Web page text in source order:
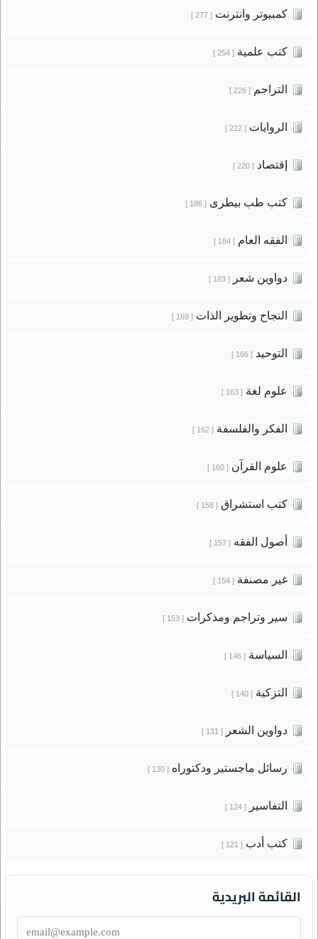
كمبيوتر وانترنت[ 277 ]
كتب علمية[ 254 ]
التراجم[ 226 ]
الروايات[ 222 ]
إقتصاد[ 220 ]
كتب طب بيطرى[ 186 ]
الفقه العام[ 184 ]
دواوين شعر[ 183 ]
النجاح وتطوير الذات[ 169 ]
التوحيد[ 166 ]
علوم لغة[ 163 ]
الفكر والفلسفة[ 162 ]
علوم القرآن[ 160 ]
كتب استشراق[ 158 ]
أصول الفقه[ 157 ]
غير مصنفة[ 154 ]
سير وتراجم ومذكرات[ 153 ]
السياسة[ 146 ]
التزكية[ 140 ]
دواوين الشعر[ 131 ]
رسائل ماجستير ودكتوراه[ 130 ]
التفاسير[ 124 ]
كتب أدب[ 121 ]
القائمة البريدية